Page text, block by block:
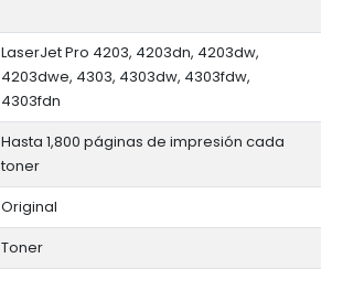
LaserJet Pro 4203, 4203dn, 4203dw,
4203dwe, 4303, 4303dw, 4303fdw,
4303fdn
Hasta 1,800 páginas de impresión cada
toner
Original
Toner